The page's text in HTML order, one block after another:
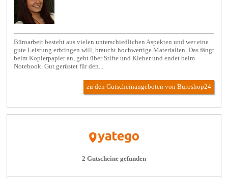
Büroarbeit besteht aus vielen unterschiedlichen Aspekten und wer eine
gute Leistung erbringen will, braucht hochwertige Materialien. Das fängt
beim Kopierpapier an, geht über Stifte und Kleber und endet beim
Notebook. Gut gerüstet für den...
zu den Gutscheinangeboten von Büroshop24
2 Gutscheine gefunden